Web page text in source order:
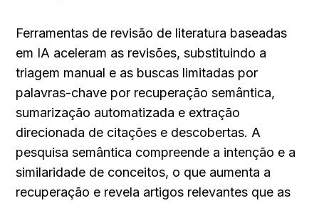
Ferramentas de revisão de literatura baseadas
em IA aceleram as revisões, substituindo a
triagem manual e as buscas limitadas por
palavras-chave por recuperação semântica,
sumarização automatizada e extração
direcionada de citações e descobertas. A
pesquisa semântica compreende a intenção e a
similaridade de conceitos, o que aumenta a
recuperação e revela artigos relevantes que as